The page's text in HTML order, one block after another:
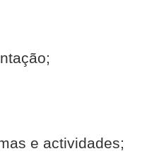
e actividades;